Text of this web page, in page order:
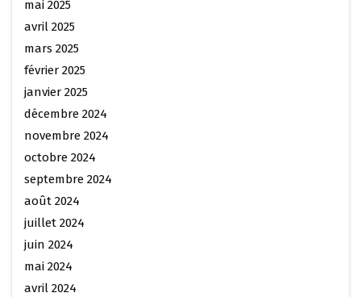
mai 2025
avril 2025
mars 2025
février 2025
janvier 2025
décembre 2024
novembre 2024
octobre 2024
septembre 2024
août 2024
juillet 2024
juin 2024
mai 2024
avril 2024